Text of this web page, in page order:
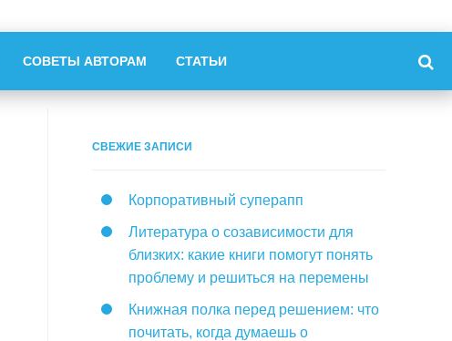
СОВЕТЫ АВТОРАМ СТАТЬИ
СВЕЖИЕ ЗАПИСИ
Корпоративный суперапп
Литература о созависимости для
близких: какие книги помогут понять
проблему и решиться на перемены
Книжная полка перед решением: что
почитать, когда думаешь о